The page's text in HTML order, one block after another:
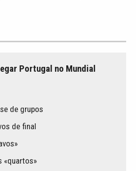
Portugal no Mundial
de grupos
de final
«quartos»